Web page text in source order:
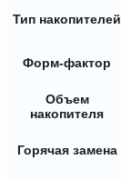
Тип накопителей
Форм-фактор
Объем
накопителя
Горячая замена